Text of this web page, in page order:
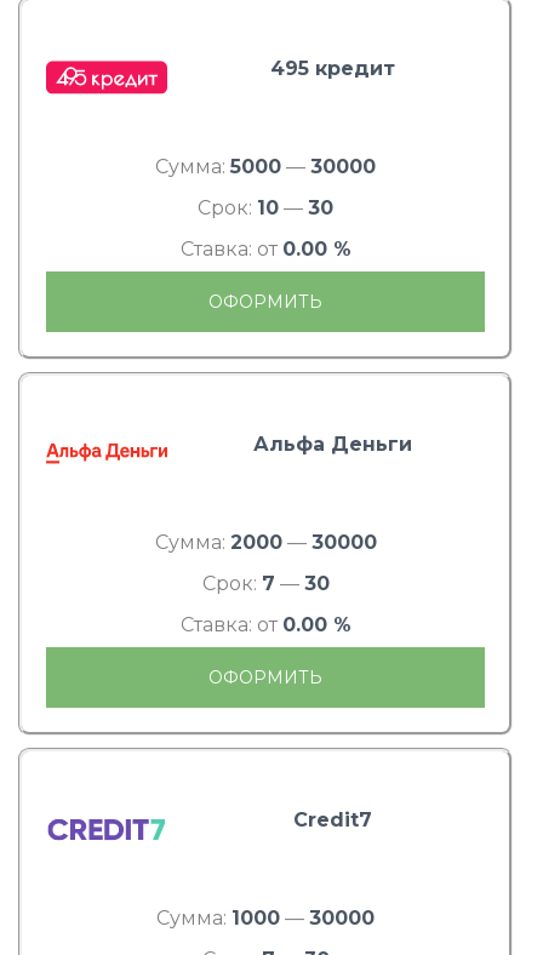
495 кредит
Сумма: 5000 — 30000
Срок: 10 — 30
Ставка: от 0.00 %
ОФОРМИТЬ
Альфа Деньги
Сумма: 2000— 30000
Срок: 7 — 30
Ставка: от 0.00 %
ОФОРМИТЬ
Credit7
Сумма: 1000 — 30000